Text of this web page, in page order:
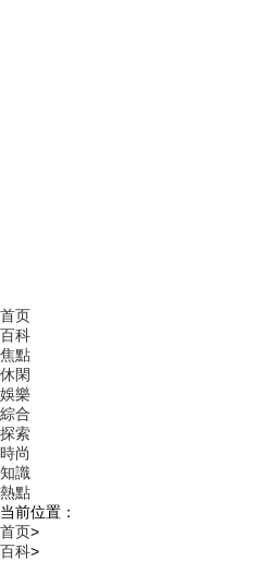
首页
百科
焦點
休閑
娛樂
綜合
探索
時尚
知識
熱點
当前位置：
首页>
百科>